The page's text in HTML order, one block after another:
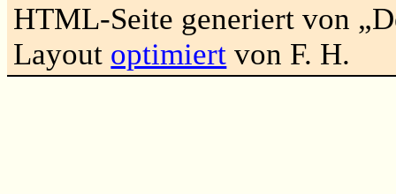
HTML-Seite generiert von
Layout optimiert von F. H.